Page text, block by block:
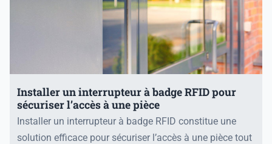
Installer un interrupteur à badge RFID pour
sécuriser l’accès à une pièce
Installer un interrupteur à badge RFID constitue une
solution efficace pour sécuriser l’accès à une pièce tout